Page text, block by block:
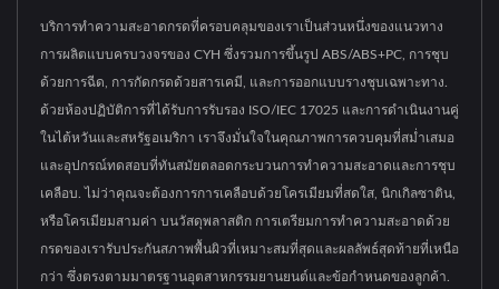
บริการทำความสะอาดกรดที่ครอบคลุมของเราเป็นส่วนหนึ่งของแนวทาง
การผลิตแบบครบวงจรของ CYH ซึ่งรวมการขึ้นรูป ABS/ABS+PC, การชุบ
ด้วยการฉีด, การกัดกรดด้วยสารเคมี, และการออกแบบรางชุบเฉพาะทาง.
ด้วยห้องปฏิบัติการที่ได้รับการรับรอง ISO/IEC 17025 และการดำเนินงานคู่
ในไต้หวันและสหรัฐอเมริกา เราจึงมั่นใจในคุณภาพการควบคุมที่สม่ำเสมอ
และอุปกรณ์ทดสอบที่ทันสมัยตลอดกระบวนการทำความสะอาดและการชุบ
เคลือบ. ไม่ว่าคุณจะต้องการการเคลือบด้วยโครเมียมที่สดใส, นิกเกิลซาติน,
หรือโครเมียมสามค่า บนวัสดุพลาสติก การเตรียมการทำความสะอาดด้วย
กรดของเรารับประกันสภาพพื้นผิวที่เหมาะสมที่สุดและผลลัพธ์สุดท้ายที่เหนือ
กว่า ซึ่งตรงตามมาตรฐานอุตสาหกรรมยานยนต์และข้อกำหนดของลูกค้า.